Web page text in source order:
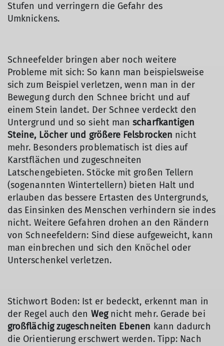
Stufen und verringern die Gefahr des
Umknickens.
Schneefelder bringen aber noch weitere
Probleme mit sich: So kann man beispielsweise
sich zum Beispiel verletzen, wenn man in der
Bewegung durch den Schnee bricht und auf
einem Stein landet. Der Schnee verdeckt den
Untergrund und so sieht manscharfkantigen
Steine, Löcher und größere Felsbrocken nicht
mehr. Besonders problematisch ist dies auf
Karstflächen und zugeschneiten
Latschengebieten. Stöcke mit großen Tellern
(sogenannten Wintertellern) bieten Halt und
erlauben das bessere Ertasten des Untergrunds,
das Einsinken des Menschen verhindern sie indes
nicht. Weitere Gefahren drohen an den Rändern
von Schneefeldern: Sind diese aufgeweicht, kann
man einbrechen und sich den Knöchel oder
Unterschenkel verletzen.
Stichwort Boden: Ist er bedeckt, erkennt man in
der Regel auch den Weg nicht mehr. Gerade bei
großflächig zugeschneiten Ebenen kann dadurch
die Orientierung erschwert werden. Tipp: Nach